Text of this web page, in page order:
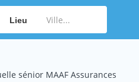
Lieu
sénior MAAF Assurances